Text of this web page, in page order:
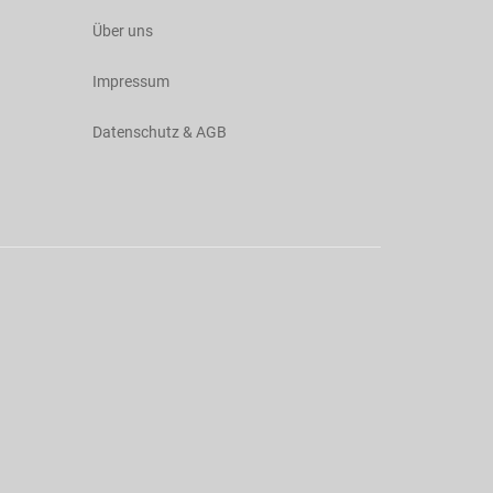
Über uns
Impressum
Datenschutz & AGB